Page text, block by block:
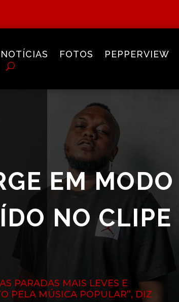
NOTÍCIAS FOTOS PEPPERVIEW
EM MODO
NO CLIPE
PARADAS MAIS LEVES E
PELA MÚSICA POPULAR”, DIZ